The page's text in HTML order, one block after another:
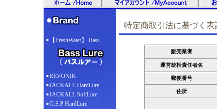
【FreshWater】 Bass
REVONIK
JACKALL HardLure
JACKALL SoftLure
O.S.P HardLure
特定商取引法に基づく表
販売業者
運営統括責任者名
郵便番号
住所